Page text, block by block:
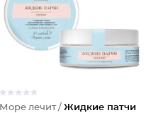
Море лечит / Жидкие патчи